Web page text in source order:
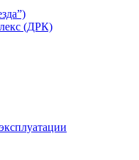
(ДРК)